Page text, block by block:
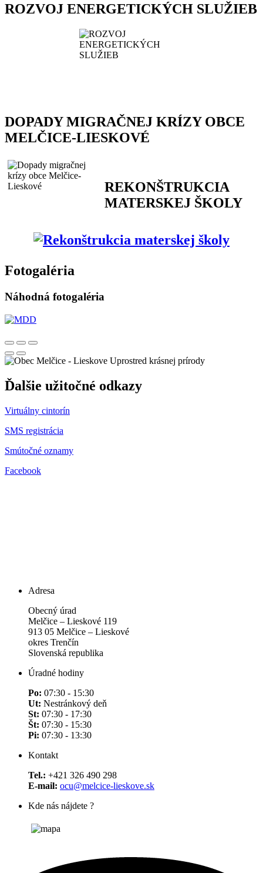
ROZVOJ ENERGETICKÝCH SLUŽIEB
DOPADY MIGRAČNEJ KRÍZY OBCE
MELČICE-LIESKOVÉ
REKONŠTRUKCIA
MATERSKEJ ŠKOLY
Fotogaléria
Náhodná fotogaléria
Uprostred krásnej prírody
Ďalšie užitočné odkazy
Virtuálny cintorín
SMS registrácia
Smútočné oznamy
Facebook
Adresa
Obecný úrad
Melčice – Lieskové 119
913 05 Melčice – Lieskové
okres Trenčín
Slovenská republika
Úradné hodiny
Po: 07:30 - 15:30
Ut: Nestránkový deň
St: 07:30 - 17:30
Št: 07:30 - 15:30
Pi: 07:30 - 13:30
Kontakt
Tel.: +421 326 490 298
E-mail: ocu@melcice-lieskove.sk
Kde nás nájdete ?